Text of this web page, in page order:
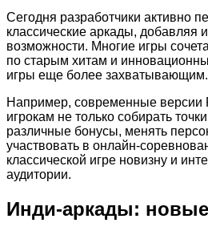
Сегодня разработчики активно
классические аркады, добавляя
возможности. Многие игры
по старым хитам и
игры еще более захватывающим.
Например, современные версии
игрокам не только собирать
различные бонусы, менять
участвовать в онлайн-
классической игре новизну и
аудитории.
Инди-аркады: